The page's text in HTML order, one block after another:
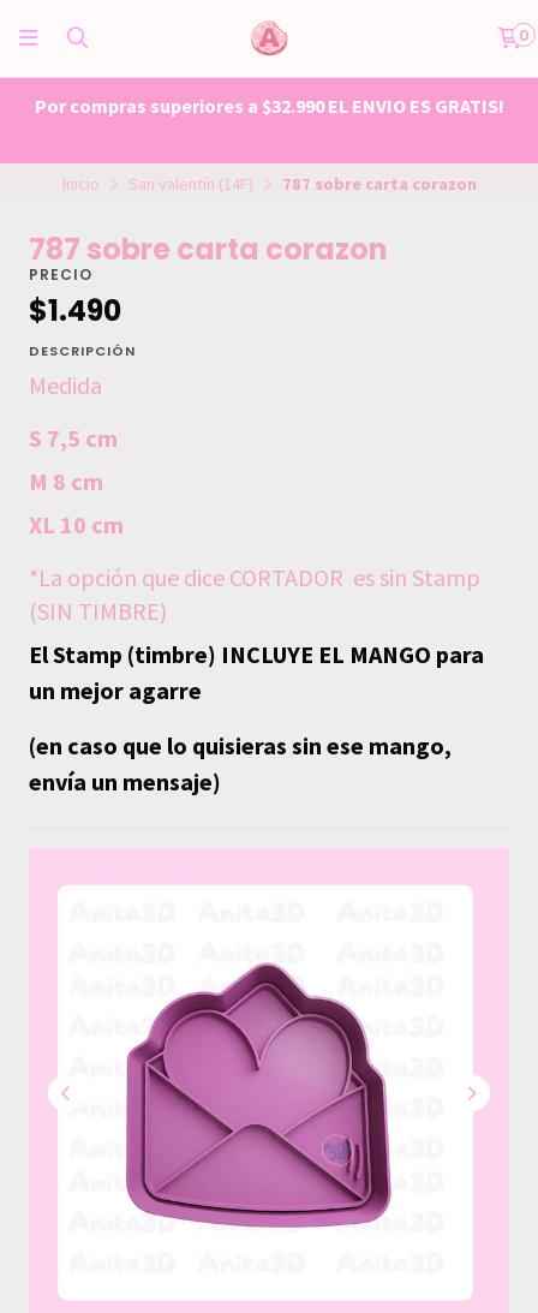
0
Por compras superiores a $32.990 EL ENVIO ES GRATIS!
Inicio San valentín (14F) 787 sobre carta corazon
787 sobre carta corazon
PRECIO
$1.490
DESCRIPCIÓN
Medida
S 7,5 cm
M 8 cm
XL 10 cm
*La opción que dice CORTADOR es sin Stamp
(SIN TIMBRE)
El Stamp (timbre) INCLUYE EL MANGO para
un mejor agarre
(en caso que lo quisieras sin ese mango,
envía un mensaje)